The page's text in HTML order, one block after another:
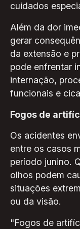
cuidados
Além da dor
gerar
da extensão e
pode enfrentar
internação,
funcionais e
Fogos de
Os acidentes
entre os casos
período junino.
olhos podem
situações
ou da visão.
"Fogos de